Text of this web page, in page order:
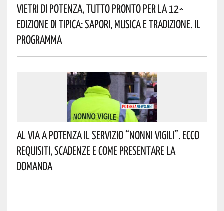
Vietri Di Potenza, Tutto Pronto Per La 12^
Edizione Di Tipica: Sapori, Musica E Tradizione. Il
Programma
Al Via A Potenza Il Servizio “Nonni Vigili”. Ecco
Requisiti, Scadenze E Come Presentare La
Domanda